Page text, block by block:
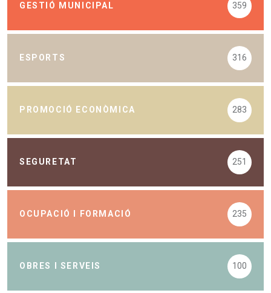
GESTIÓ MUNICIPAL 359
ESPORTS 316
PROMOCIÓ ECONÒMICA 283
SEGURETAT 251
OCUPACIÓ I FORMACIÓ 235
OBRES I SERVEIS 100